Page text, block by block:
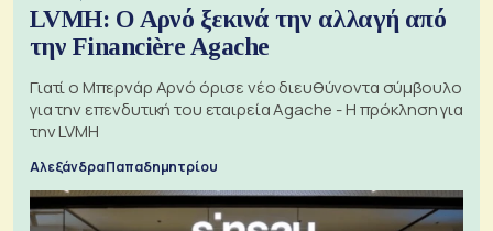
LVMH: Ο Αρνό ξεκινά την αλλαγή από
την Financière Agache
Γιατί ο Μπερνάρ Αρνό όρισε νέο διευθύνοντα σύμβουλο
για την επενδυτική του εταιρεία Agache - Η πρόκληση για
την LVMH
Αλεξάνδρα Παπαδημητρίου